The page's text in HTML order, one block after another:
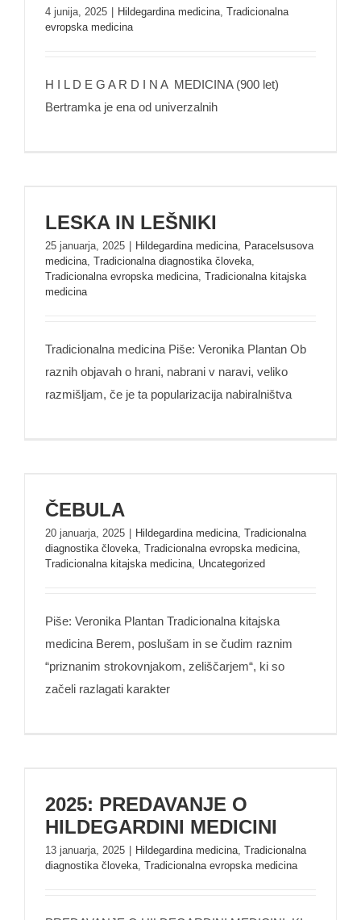
4 junija, 2025 Hildegardina medicina, Tradicionalna
evropska medicina
H I L D E G A R D I N A MEDICINA (900 let)
Bertramka je ena od univerzalnih
LESKA IN LEŠNIKI
LESKA IN LEŠNIKI
25 januarja, 2025 Hildegardina medicina, Paracelsusova
medicina, Tradicionalna diagnostika človeka,
Tradicionalna evropska medicina, Tradicionalna kitajska
medicina
Tradicionalna medicina Piše: Veronika Plantan Ob
raznih objavah o hrani, nabrani v naravi, veliko
razmišljam, če je ta popularizacija nabiralništva
ČEBULA
20 januarja, 2025 Hildegardina medicina, Tradicionalna
diagnostika človeka, Tradicionalna evropska medicina,
Tradicionalna kitajska medicina, Uncategorized
Piše: Veronika Plantan Tradicionalna kitajska
medicina Berem, poslušam in se čudim raznim
“priznanim strokovnjakom, zeliščarjem“, ki so
začeli razlagati karakter
MEDICINI
2025: PREDAVANJE O
HILDEGARDINI MEDICINI
13 januarja, 2025 Hildegardina medicina, Tradicionalna
diagnostika človeka, Tradicionalna evropska medicina